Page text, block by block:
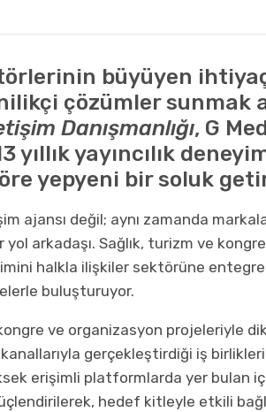
büyüyen
çözümler sunmak
Danışmanlığı, G
yıllık yayıncılık
yepyeni bir soluk
ajansı değil; aynı zamanda
arkadaşı. Sağlık, turizm ve
halkla ilişkiler sektörüne
buluşturuyor.
ve organizasyon projeleriyle
gerçekleştirdiği iş
erişimli platformlarda yer bulan
hedef kitleyle etkili